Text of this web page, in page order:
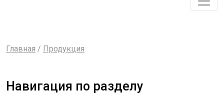
Главная / Продукция
Навигация по разделу